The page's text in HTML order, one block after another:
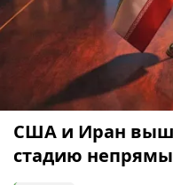
США и Иран
стадию